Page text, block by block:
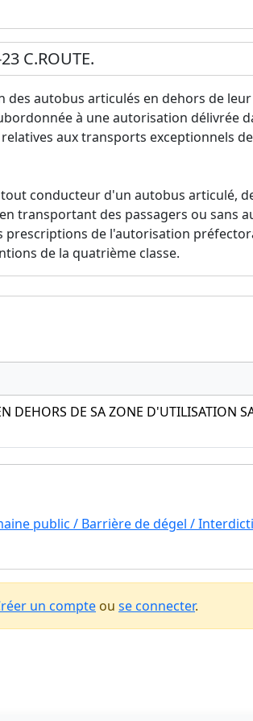
C.ROUTE.
des autobus articulés en dehors de
à une autorisation délivrée
aux transports exceptionnels
conducteur d'un autobus articulé,
transportant des passagers ou sans
prescriptions de l'autorisation
de la quatrième classe.
DEHORS DE SA ZONE D'UTILISATION
public / Barrière de dégel /
un compte ou se connecter.